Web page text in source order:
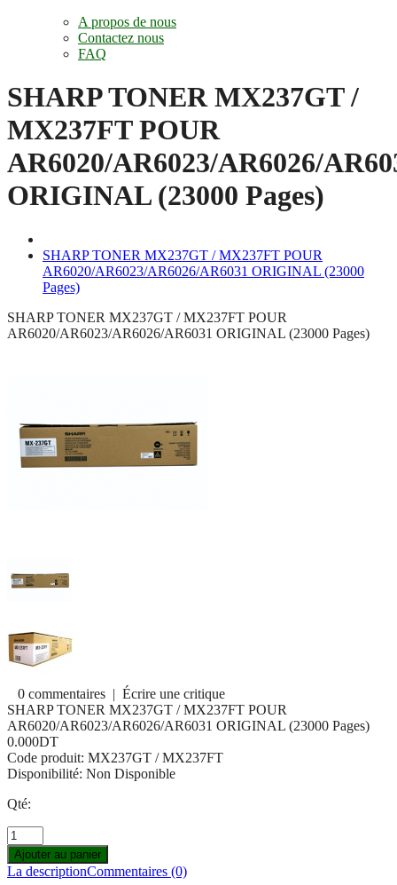
A propos de nous
Contactez nous
FAQ
SHARP TONER MX237GT /
MX237FT POUR
AR6020/AR6023/AR6026/
ORIGINAL (23000 Pages)
SHARP TONER MX237GT / MX237FT POUR
AR6020/AR6023/AR6026/AR6031 ORIGINAL (23000
Pages)
SHARP TONER MX237GT / MX237FT POUR
AR6020/AR6023/AR6026/AR6031 ORIGINAL (23000 Pages)
0 commentaires | Écrire une critique
SHARP TONER MX237GT / MX237FT POUR
AR6020/AR6023/AR6026/AR6031 ORIGINAL (23000 Pages)
0.000DT
Code produit: MX237GT / MX237FT
Disponibilité: Non Disponible
Qté:
Ajouter au panier
La descriptionCommentaires (0)